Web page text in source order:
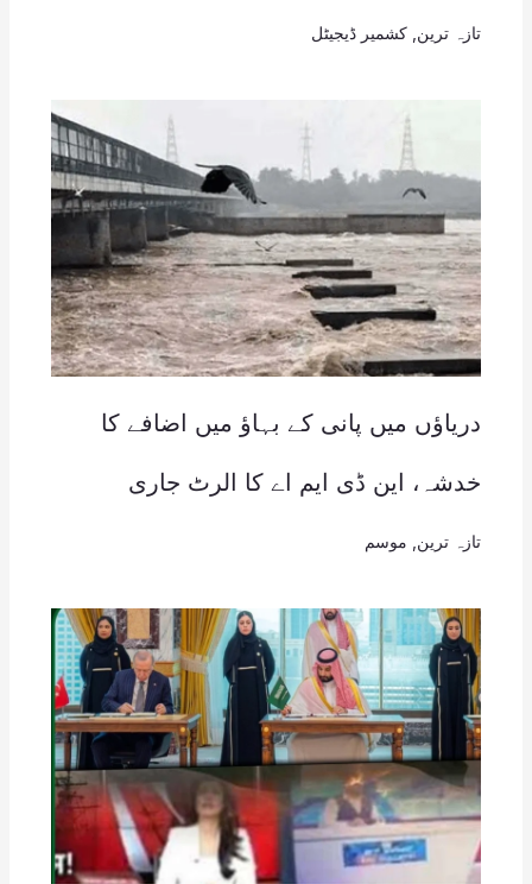
تازہ ترین کشمیر ڈیجیٹل
دریاؤں میں پانی کے بہاؤ میں اضافے کا
خدشہ، این ڈی ایم اے کا الرٹ جاری
تازہ ترین موسم